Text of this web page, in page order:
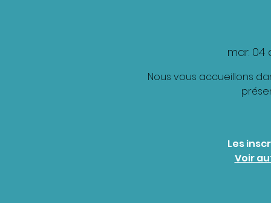
mar. 04
Nous vous accueillons
Les
Voir